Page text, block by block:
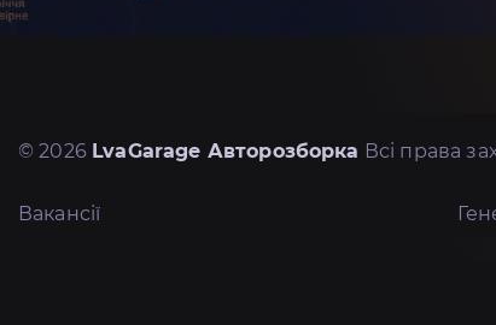
© 2026 LvaGarage Авторозборка Всі права
Вакансії